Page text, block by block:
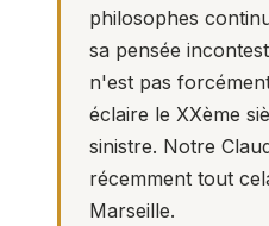
philosophes
sa pensée
n'est pas
éclaire le XXème
sinistre. Notre
récemment tout
Marseille.